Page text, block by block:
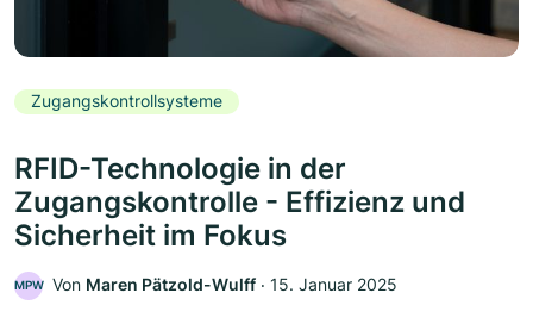
Zugangskontrollsysteme
RFID-Technologie in der
Zugangskontrolle - Effizienz und
Sicherheit im Fokus
MPW Von Maren Pätzold-Wulff ‧ 15. Januar 2025